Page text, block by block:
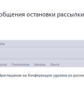
остановки